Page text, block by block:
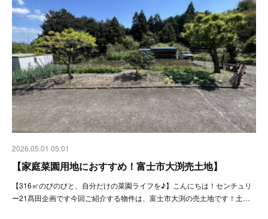
2026.05.01 05:01
【家庭菜園用地におすすめ！富士市大渕売土地】
【316㎡のびのびと、自分だけの菜園ライフを♪】こんにちは！センチュリ
ー21髙田企画です今回ご紹介する物件は、富士市大渕の売土地です！土…